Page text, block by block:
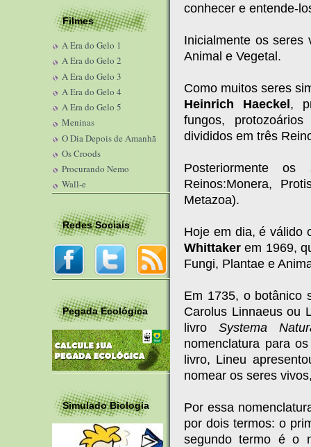
Filmes
A Era do Gelo 1
A Era do Gelo 2
A Era do Gelo 3
A Era do Gelo 4
A Era do Gelo 5
Meninas
O Dia Depois de Amanhã
Os Croods
Procurando Nemo
Wall-e
Redes Sociais
Pegada Ecológica
Simulado Biologia
conhecer e entende-
Inicialmente os seres
Animal e Vegetal.
Como muitos seres
Heinrich Haeckel,
fungos,
divididos em três
Posteriormente
Reinos:Monera,
Metazoa).
Hoje em dia, é válido
Whittaker em 1969,
Fungi, Plantae e
Em 1735, o botânico
Carolus Linnaeus ou
livro Systema
nomenclatura para
livro, Lineu
nomear os seres
Por essa
por dois termos: o
segundo termo é o